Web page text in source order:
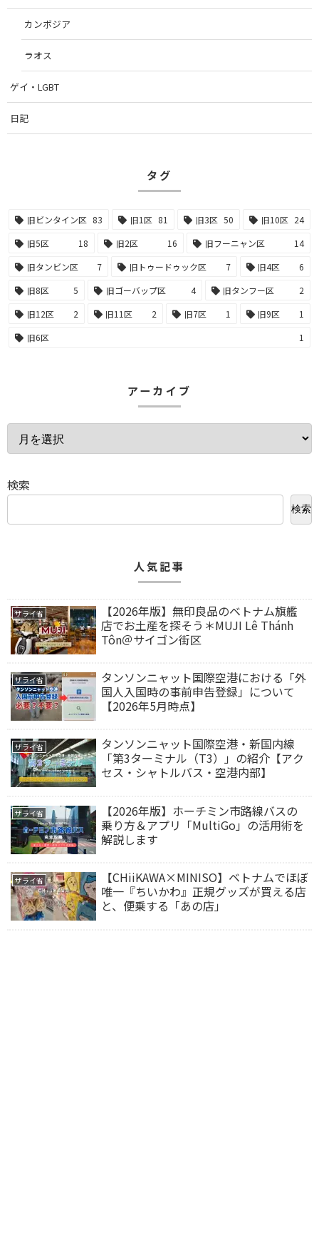
カンボジア
ラオス
ゲイ・LGBT
日記
タグ
旧ビンタイン区 83 旧1区 81 旧3区 50 旧10区 24
旧5区
18 旧2区 16 旧フーニャン区
14
旧タンビン区
7 旧トゥードゥック区 7 旧4区
6
旧8区
5 旧ゴーバップ区 4 旧タンフー区
2
旧12区
2 旧11区 2 旧7区 1 旧9区
1
旧6区
1
アーカイブ
検索
検索
人気記事
ザライ省
【2026年版】無印良品のベトナム旗艦
店でお土産を探そう＊MUJI Lê Thánh
Tôn＠サイゴン街区
ザライ省
タンソンニャット国際空港における「外
国人入国時の事前申告登録」について
【2026年5月時点】
ザライ省
タンソンニャット国際空港・新国内線
「第3ターミナル（T3）」の紹介【アク
セス・シャトルバス・空港内部】
ザライ省
【2026年版】ホーチミン市路線バスの
乗り方＆アプリ「MultiGo」の活用術を
解説します
ザライ省
【CHiiKAWA×MINISO】ベトナムでほぼ
唯一『ちいかわ』正規グッズが買える店
と、便乗する「あの店」